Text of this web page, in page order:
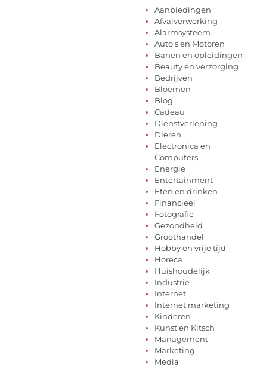
Aanbiedingen
Afvalverwerking
Alarmsysteem
Auto’s en Motoren
Banen en opleidingen
Beauty en verzorging
Bedrijven
Bloemen
Blog
Cadeau
Dienstverlening
Dieren
Electronica en
Computers
Energie
Entertainment
Eten en drinken
Financieel
Fotografie
Gezondheid
Groothandel
Hobby en vrije tijd
Horeca
Huishoudelijk
Industrie
Internet
Internet marketing
Kinderen
Kunst en Kitsch
Management
Marketing
Media